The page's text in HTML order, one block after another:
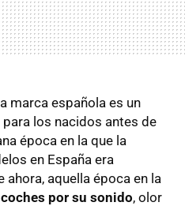
marca española es un
los nacidos antes de
época en la que la
en España era
aquella época en la
por su sonido, olor